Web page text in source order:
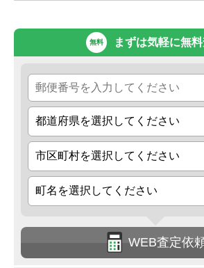
無料 まずは気軽に無
WEB査定依